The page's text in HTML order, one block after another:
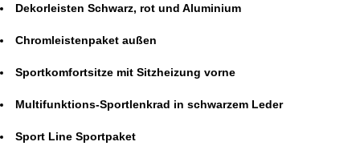
Dekorleisten Schwarz, rot und Aluminium
Chromleistenpaket außen
Sportkomfortsitze mit Sitzheizung vorne
Multifunktions-Sportlenkrad in schwarzem Leder
Sport Line Sportpaket